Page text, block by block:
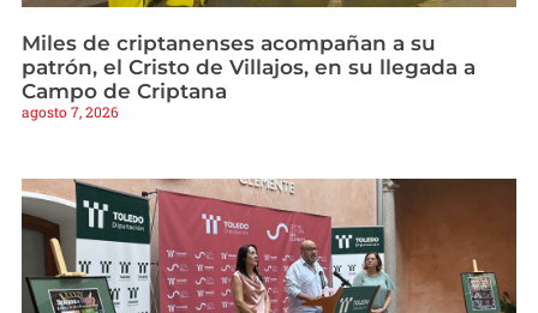
Miles de criptanenses acompañan a su
patrón, el Cristo de Villajos, en su llegada a
Campo de Criptana
agosto 7, 2026